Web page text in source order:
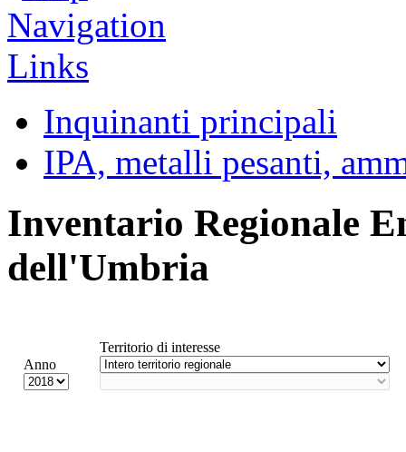
Inquinanti principali
IPA, metalli pesanti,
Inventario Regionale
dell'Umbria
Anno
Territorio di interesse